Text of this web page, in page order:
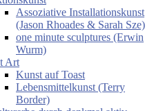
Assoziative Installationskunst
(Jason Rhoades & Sarah Sze)
one minute sculptures (Erwin
Wurm)
Art
Kunst auf Toast
Lebensmittelkunst (Terry
Border)